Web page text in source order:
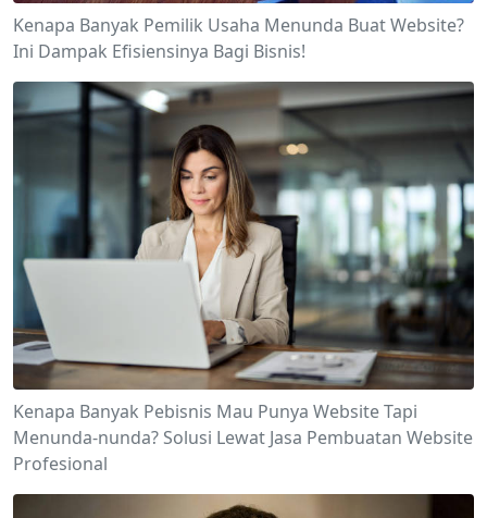
Kenapa Banyak Pemilik Usaha Menunda Buat Website?
Ini Dampak Efisiensinya Bagi Bisnis!
Kenapa Banyak Pebisnis Mau Punya Website Tapi
Menunda-nunda? Solusi Lewat Jasa Pembuatan Website
Profesional